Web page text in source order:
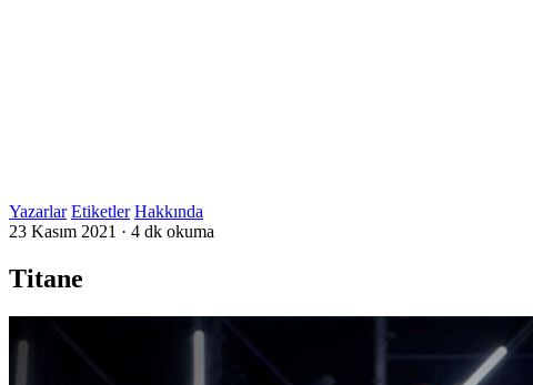
Yazarlar Etiketler Hakkında
23 Kasım 2021 · 4 dk okuma
Titane